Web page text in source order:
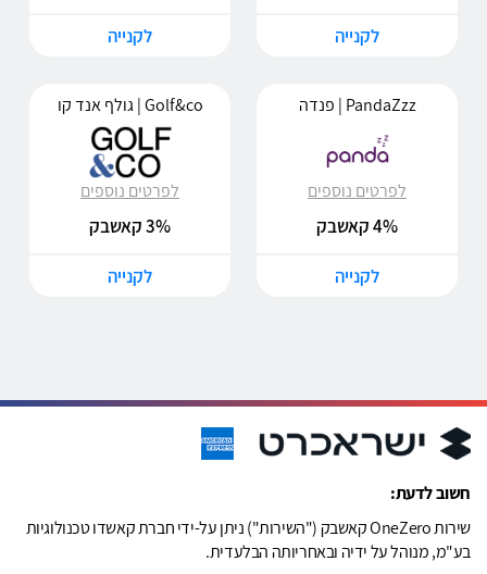
לקנייה לקנייה
PandaZzz | פנדה
לפרטים נוספים
4% קאשבק
לקנייה
Golf&co | גולף אנד קו
לפרטים נוספים
3% קאשבק
לקנייה
חשוב לדעת:
שירות OneZero קאשבק ("השירות") ניתן על-ידי חברת קאשדו טכנולוגיות
בע"מ, מנוהל על ידיה ובאחריותה הבלעדית.